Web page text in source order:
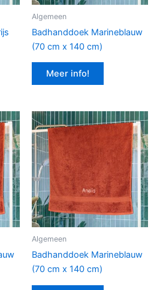
Algemeen
Badhanddoek Marineblauw
(70 cm x 140 cm)
Meer info!
Algemeen
Badhanddoek Marineblauw
(70 cm x 140 cm)